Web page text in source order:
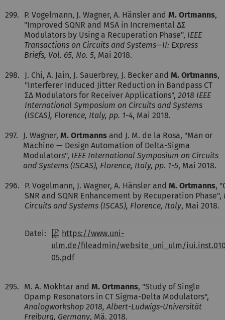
299. P. Vogelmann, J. Wagner, A. Hänsler and M. Ortmanns,
"Improved SQNR and MSA in Incremental ΔΣ
Modulators by Using a Recuperation Phase", IEEE
Transactions on Circuits and Systems—II: Express
Briefs, Vol. 65, No. 5, Mai 2018.
298. J. Chi, A. Jain, J. Sauerbrey, J. Becker and M. Ortmanns,
"Interferer Induced Jitter Reduction in Bandpass CT
ΣΔ Modulators for Receiver Applications", 2018 IEEE
International Symposium on Circuits and Systems
(ISCAS), Florence, Italy, pp. 1-4, Mai 2018.
297. J. Wagner, M. Ortmanns and J. M. de la Rosa, "Man or
Machine — Design Automation of Delta-Sigma
Modulators", IEEE International Symposium on Circuits
and Systems (ISCAS), Florence, Italy, pp. 1-5, Mai 2018.
296. P. Vogelmann, J. Wagner, A. Hänsler and M. Ortmanns,
SNR and SQNR Enhancement by Recuperation Phase",
Circuits and Systems (ISCAS), Florence, Italy, Mai 2018.
Datei:
https://www.uni-
ulm.de/fileadmin/website_uni_ulm/
05.pdf
295. M. A. Mokhtar and M. Ortmanns, "Study of Single
Opamp Resonators in CT Sigma-Delta Modulators",
Analogworkshop 2018, Albert-Ludwigs-Universität
Freiburg, Germany, Mä. 2018.